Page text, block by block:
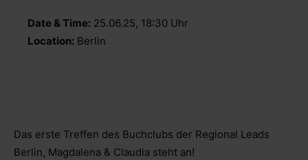
Date & Time: 25.06.25, 18:30 Uhr
Location: Berlin
Das erste Treffen des Buchclubs der Regional Leads
Berlin, Magdalena & Claudia steht an!